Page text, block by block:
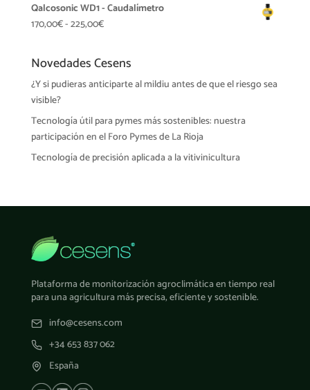
Qalcosonic WD1 - Caudalímetro
170,00€-225,00€Rango
desde
170,00€
225,00€
Novedades Cesens
¿Y si pudieras anticiparte al mildiu antes de que el riesgo sea
visible?
Tecnología útil para pymes más sostenibles: nuestra
participación en el Foro Pymes de La Rioja
Tecnología de precisión aplicada a la vitivinicultura
Plataforma de monitorización agroclimática en tiempo real
para una agricultura más precisa, eficiente y sostenible.
info@cesens.com
+34 653 837 062
España